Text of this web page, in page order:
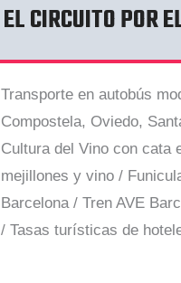
EL CIRCUITO POR
Transporte en autobús
Compostela, Oviedo,
Cultura del Vino con cata
mejillones y vino /
Barcelona / Tren AVE
/ Tasas turísticas de